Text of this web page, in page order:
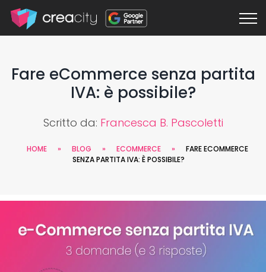
Fare eCommerce senza partita
IVA: è possibile?
Scritto da: Francesca B. Pascoletti
HOME » BLOG » ECOMMERCE »
FARE ECOMMERCE
SENZA PARTITA IVA: È POSSIBILE?